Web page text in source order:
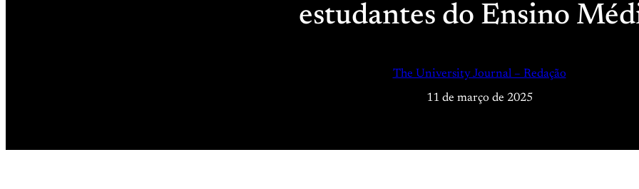
estudantes do Ensino
The University Journal – Redação
11 de março de 2025